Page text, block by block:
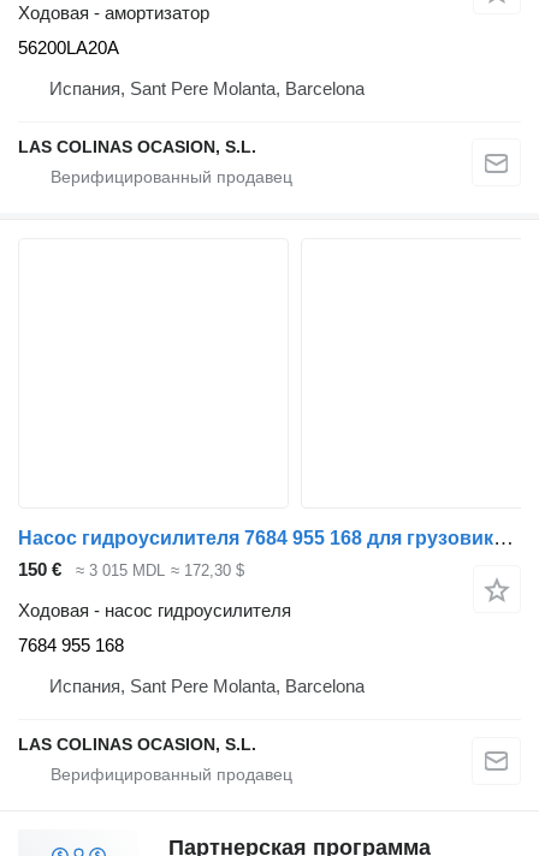
Ходовая - амортизатор
56200LA20A
Испания, Sant Pere Molanta, Barcelona
LAS COLINAS OCASION, S.L.
Насос гидроусилителя 7684 955 168 для грузовика Nissan ATLEON
150 € ≈ 3 015 MDL ≈ 172,30 $
Ходовая - насос гидроусилителя
7684 955 168
Испания, Sant Pere Molanta, Barcelona
LAS COLINAS OCASION, S.L.
Партнерская программа